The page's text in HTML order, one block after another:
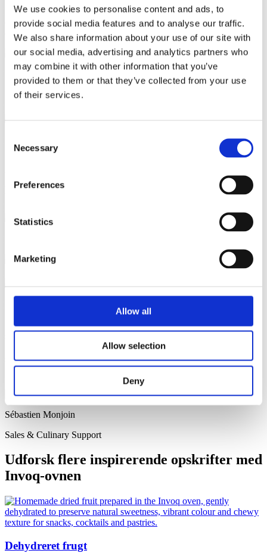
We use cookies to personalise content and ads, to
provide social media features and to analyse our traffic.
We also share information about your use of our site with
our social media, advertising and analytics partners who
may combine it with other information that you’ve
provided to them or that they’ve collected from your use
of their services.
Selection
Necessary
Preferences
Statistics
Marketing
Allow all
Allow selection
Deny
Nyd nemheden ved hjemmelavede Flapjacks fra Invoq, hvor havre
og tørret frugt møder den innovative dehydreringsteknik i Invoq-
ovnen.
Ingredienser
200 g brun farin
Når sukkeret er
opløst, røres frugt og havregryn i blandingen
Overfør
blandingen til din bageform med bagepapir og glat det ud i et jævnt
Forvarm - varmluft - 180°C - 1 minut
Indsæt produktet (alarm
Smørret kan erstattes med kokosolie eller jordnøddesmør for en
sundere version.
Se hvordan du laver det
Sébastien Monjoin
Sales & Culinary Support
Udforsk flere inspirerende opskrifter med
Invoq-ovnen
Dehydreret frugt